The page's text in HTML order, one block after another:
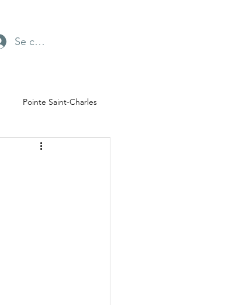
Se connecter
Pointe Saint-Charles